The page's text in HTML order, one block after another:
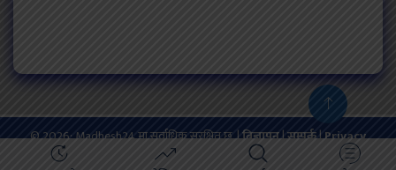
© 2026: Madhesh24 मा सर्वाधिक सुरक्षित छ. |बिज्ञापन|सम्पर्क|Privacy